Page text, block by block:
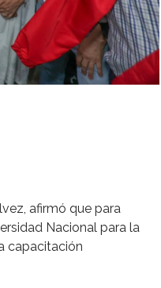
afirmó que para
Nacional para la
capacitación